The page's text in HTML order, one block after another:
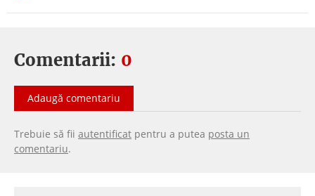
Comentarii: 0
Adaugă comentariu
Trebuie să fii autentificat pentru a putea posta un
comentariu.